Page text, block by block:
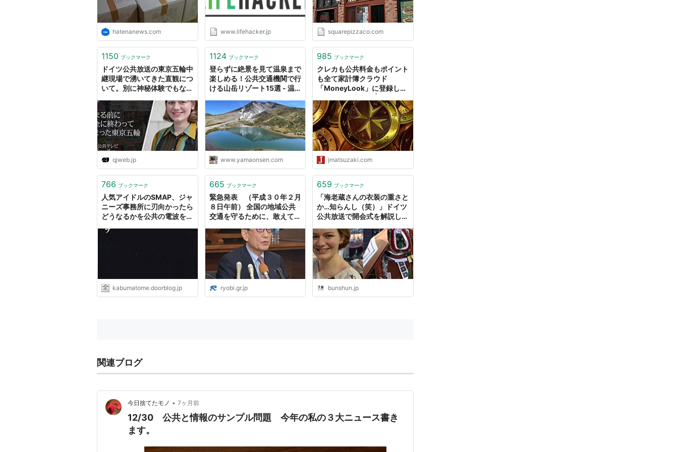
hatenanews.com www.lifehacker.jp squarepizzaco.com
1150 ブックマーク
ドイツ公共放送の東京五輪中
継現場で湧いてきた直観につ
いて。別に神秘体験でもなん
ントライン） - QJWeb クイ
ック・ジャパン ウェブ
qjweb.jp
1124 ブックマーク
登らずに絶景を見て温泉まで
楽しめる！公共交通機関で行
ける山岳リゾート15選 - 温
www.yamaonsen.com
985 ブックマーク
クレカも公共料金もポイント
も全て家計簿クラウド
「MoneyLook」に登録した
jMatsuzaki
jmatsuzaki.com
766 ブックマーク
人気アイドルのSMAP、ジャ
ニーズ事務所に刃向かったら
どうなるかを公共の電波を使
建
kabumatome.doorblog.jp
665 ブックマーク
緊急発表 （平成３０年２月
８日午前） 全国の地域公共
交通を守るために、敢えて問
を出しました。 | 両備グルー
プ 公式サイト - Ryobi
Group -
ryobi.gr.jp
659 ブックマーク
「海老蔵さんの衣装の重さと
か…知らんし（笑）」ドイツ
公共放送で開会式を解説した
リンピック | 文春オンライン
bunshun.jp
関連ブログ
今日捨てたモノ • 7ヶ月前
12/30 公共と情報のサンプル問題 今年の私の３大ニュース書き
ます。